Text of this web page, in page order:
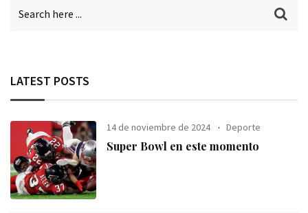
LATEST POSTS
14 de noviembre de 2024 Deporte
Super Bowl en este momento